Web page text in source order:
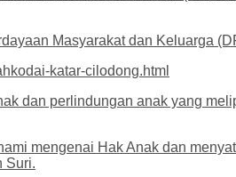
Masyarakat dan Keluarga
katar-cilodong.html
dan perlindungan anak yang
mengenai Hak Anak dan
Suri.